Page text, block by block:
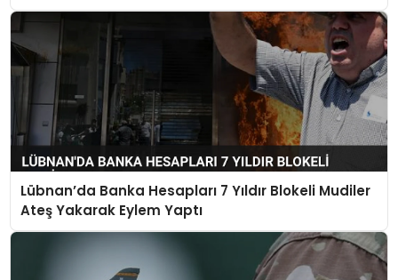
Lübnan’da Banka Hesapları 7 Yıldır Blokeli Mudiler
Ateş Yakarak Eylem Yaptı